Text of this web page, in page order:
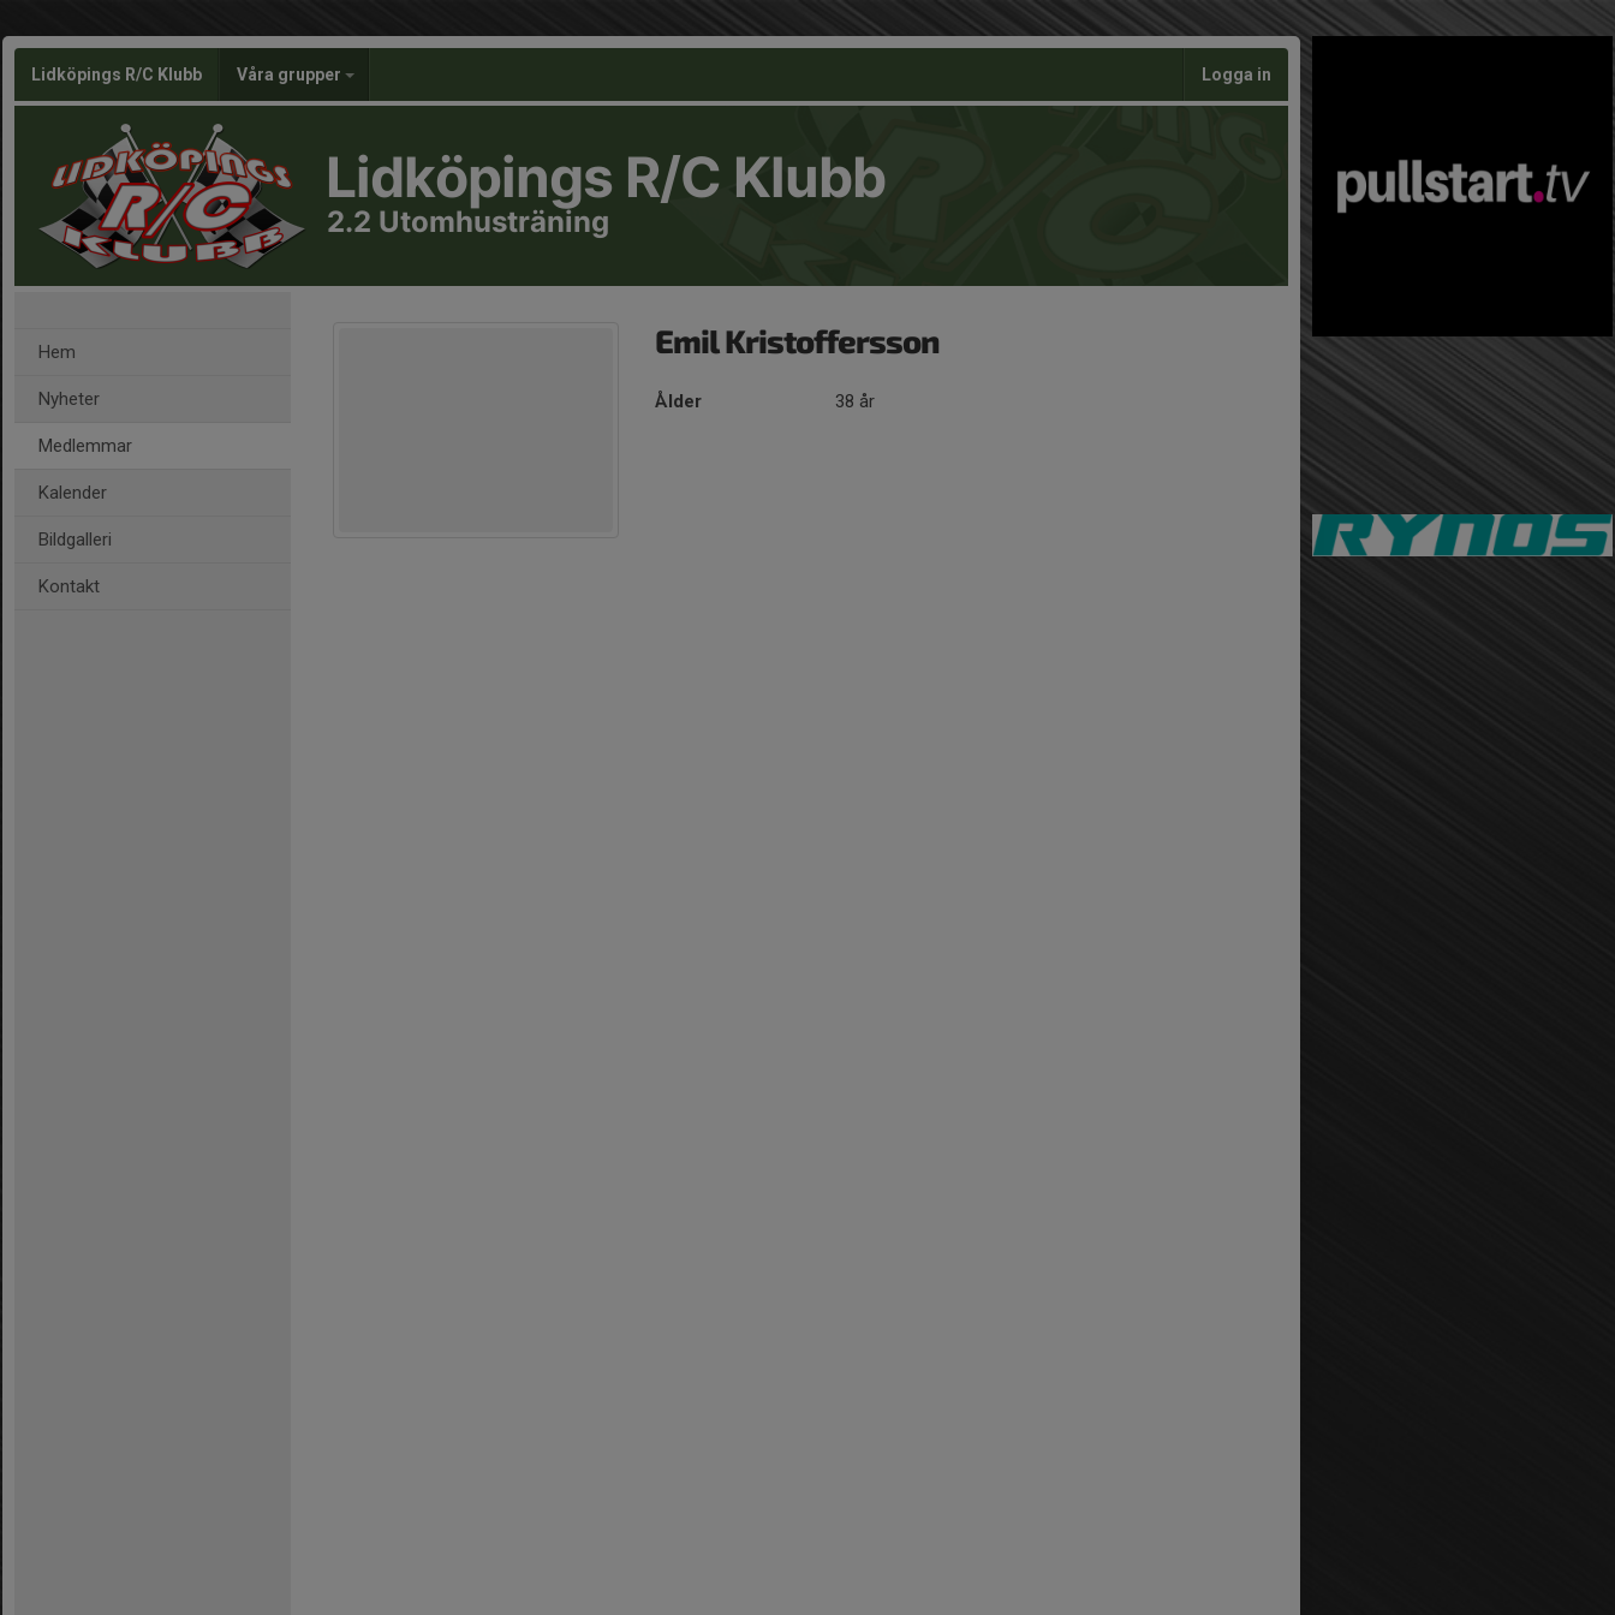
Lidköpings R/C Klubb Våra grupper Logga in
Lidköpings R/C Klubb
2.2 Utomhusträning
Hem
Nyheter
Medlemmar
Kalender
Bildgalleri
Kontakt
Emil Kristoffersson
Ålder 38 år